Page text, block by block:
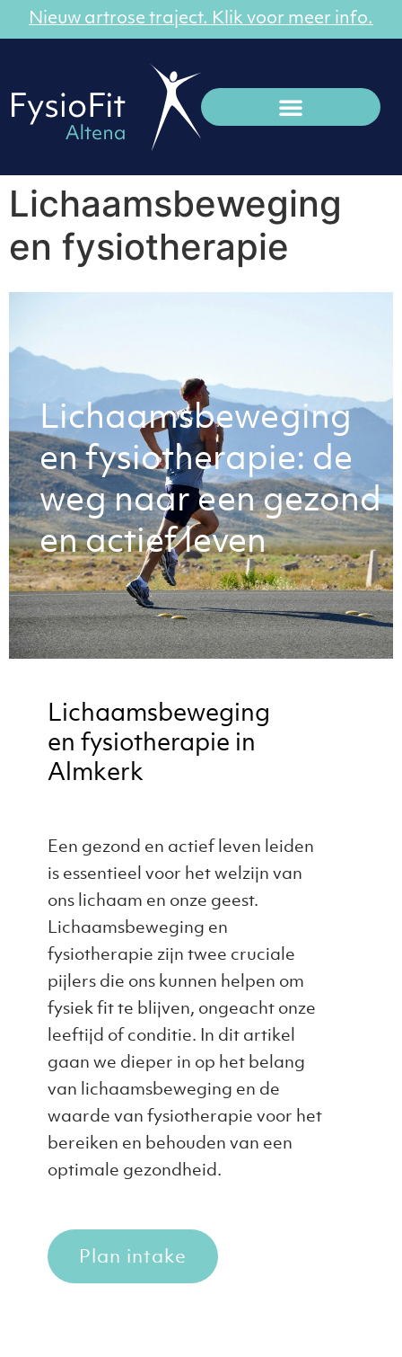
Nieuw artrose traject. Klik voor meer info.
Lichaamsbeweging
en fysiotherapie
Lichaamsbeweging
en fysiotherapie: de
weg naar een gezond
en actief leven
Lichaamsbeweging
en fysiotherapie in
Almkerk
Een gezond en actief leven leiden
is essentieel voor het welzijn van
ons lichaam en onze geest.
Lichaamsbeweging en
fysiotherapie zijn twee cruciale
pijlers die ons kunnen helpen om
fysiek fit te blijven, ongeacht onze
leeftijd of conditie. In dit artikel
gaan we dieper in op het belang
van lichaamsbeweging en de
waarde van fysiotherapie voor het
bereiken en behouden van een
optimale gezondheid.
Plan intake